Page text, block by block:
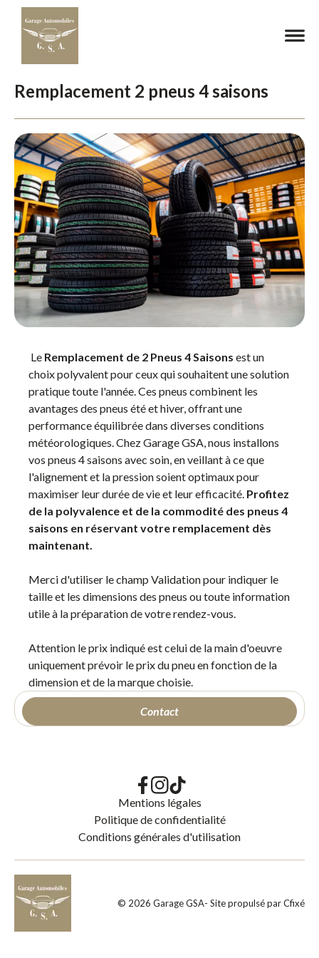
Remplacement 2 pneus 4 saisons
Contact
Le Remplacement de 2 Pneus 4 Saisons est un
choix polyvalent pour ceux qui souhaitent une solution
pratique toute l'année. Ces pneus combinent les
avantages des pneus été et hiver, offrant une
performance équilibrée dans diverses conditions
météorologiques. Chez Garage GSA, nous installons
vos pneus 4 saisons avec soin, en veillant à ce que
l'alignement et la pression soient optimaux pour
maximiser leur durée de vie et leur efficacité. Profitez
de la polyvalence et de la commodité des pneus 4
saisons en réservant votre remplacement dès
maintenant.
Merci d'utiliser le champ Validation pour indiquer le
taille et les dimensions des pneus ou toute information
utile à la préparation de votre rendez-vous.
Attention le prix indiqué est celui de la main d'oeuvre
uniquement prévoir le prix du pneu en fonction de la
dimension et de la marque choisie.
Mentions légales
Politique de confidentialité
Conditions générales d'utilisation
© 2026 Garage GSA- Site propulsé parCfixé